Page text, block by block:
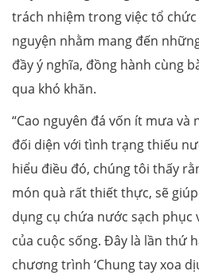
trách nhiệm trong việc tổ
nguyện nhằm mang đến
đầy ý nghĩa, đồng hành cùng
qua khó khăn.
“Cao nguyên đá vốn ít mưa và
đối diện với tình trạng thiếu
hiểu điều đó, chúng tôi thấy
món quà rất thiết thực, sẽ
dụng cụ chứa nước sạch phục
của cuộc sống. Đây là lần thứ
chương trình ‘Chung tay xoa